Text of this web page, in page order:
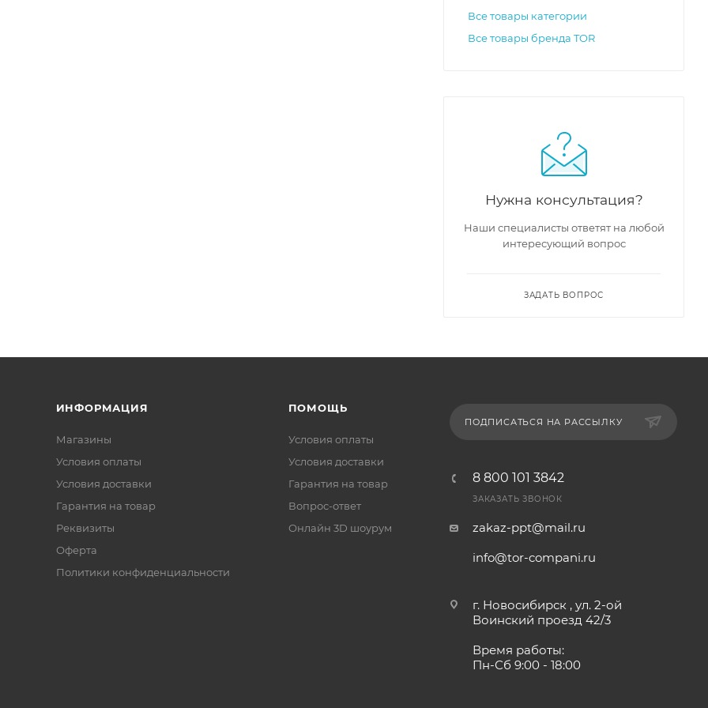
Все товары категории
Все товары бренда TOR
Нужна консультация?
Наши специалисты ответят на любой
интересующий вопрос
ЗАДАТЬ ВОПРОС
ИНФОРМАЦИЯ
Магазины
Условия оплаты
Условия доставки
Гарантия на товар
Реквизиты
Оферта
Политики конфиденциальности
ПОМОЩЬ
Условия оплаты
Условия доставки
Гарантия на товар
Вопрос-ответ
Онлайн 3D шоурум
ПОДПИСАТЬСЯ НА РАССЫЛКУ
8 800 101 3842
ЗАКАЗАТЬ ЗВОНОК
zakaz-ppt@mail.ru
info@tor-compani.ru
г. Новосибирск , ул. 2-ой
Воинский проезд 42/3
Время работы:
Пн-Сб 9:00 - 18:00